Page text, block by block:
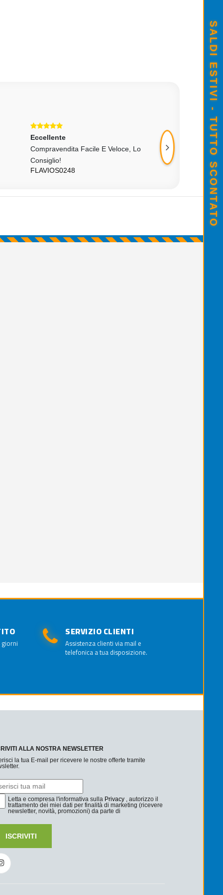
Eccellente
Compravendita Facile E Veloce, Lo
Consiglio!
FLAVIOS0248
Eccellente
Oggetto Come
Ok
PAPICHULA83
SERVIZIO CLIENTI
Assistenza clienti via mail e
telefonica a tua disposizione.
ALLA NOSTRA NEWSLETTER
la tua E-mail per ricevere le nostre offerte tramite
Letta e compresa l'informativa sulla Privacy , autorizzo il
trattamento dei miei dati per finalità di marketing (ricevere
newsletter, novità, promozioni) da parte di
ISCRIVITI
SALDI ESTIVI - TUTTO SCONTATO